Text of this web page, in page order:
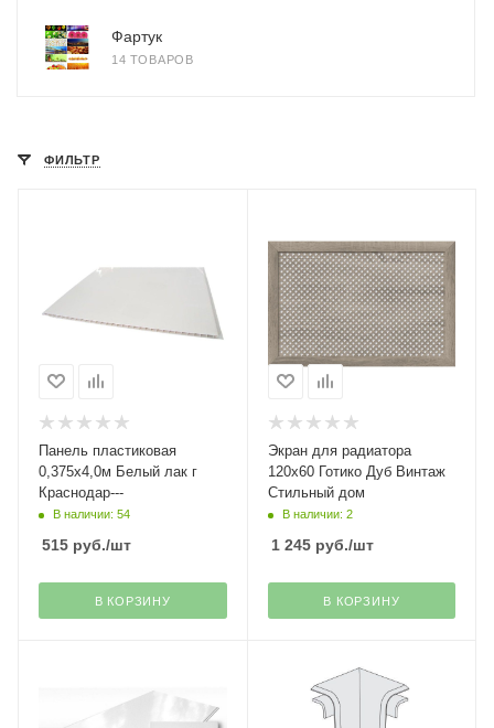
Фартук
14 ТОВАРОВ
ФИЛЬТР
Панель пластиковая
0,375х4,0м Белый лак г
Краснодар---
В наличии: 54
515 руб./шт
В КОРЗИНУ
Экран для радиатора
120х60 Готико Дуб Винтаж
Стильный дом
В наличии: 2
1 245руб./шт
В КОРЗИНУ